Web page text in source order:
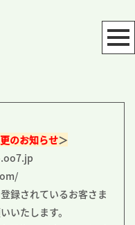
のお知らせ＞
録されているお客さま
いたします。